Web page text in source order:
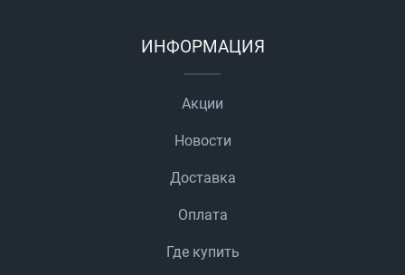
ИНФОРМАЦИЯ
Акции
Новости
Доставка
Оплата
Где купить